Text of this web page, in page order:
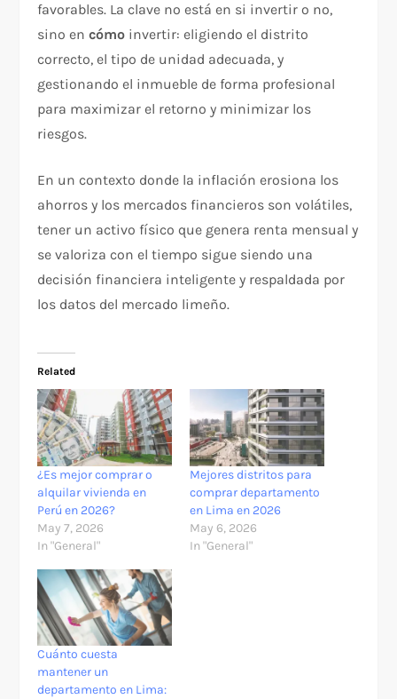
favorables. La clave no está en si invertir o no,
sino encómo invertir: eligiendo el distrito
correcto, el tipo de unidad adecuada, y
gestionando el inmueble de forma profesional
para maximizar el retorno y minimizar los
riesgos.
En un contexto donde la inflación erosiona los
ahorros y los mercados financieros son volátiles,
tener un activo físico que genera renta mensual y
se valoriza con el tiempo sigue siendo una
decisión financiera inteligente y respaldada por
los datos del mercado limeño.
Related
¿Es mejor comprar o
alquilar vivienda en
Perú en 2026?
May 7, 2026
In "General"
Mejores distritos para
comprar departamento
en Lima en 2026
May 6, 2026
In "General"
Cuánto cuesta
mantener un
departamento en Lima: